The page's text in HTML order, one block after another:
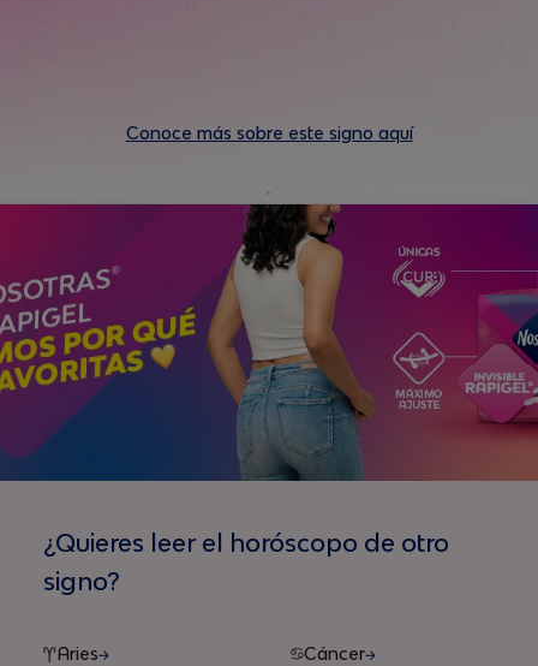
Conoce más sobre este signo aquí
¿Quieres leer el horóscopo de otro
signo?
Aries Cáncer